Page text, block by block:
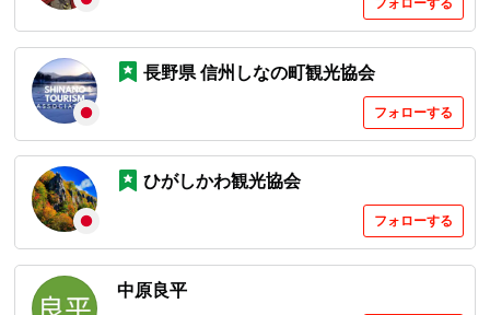
長野県 信州しなの町観光協会
フォローする
ひがしかわ観光協会
フォローする
中原良平